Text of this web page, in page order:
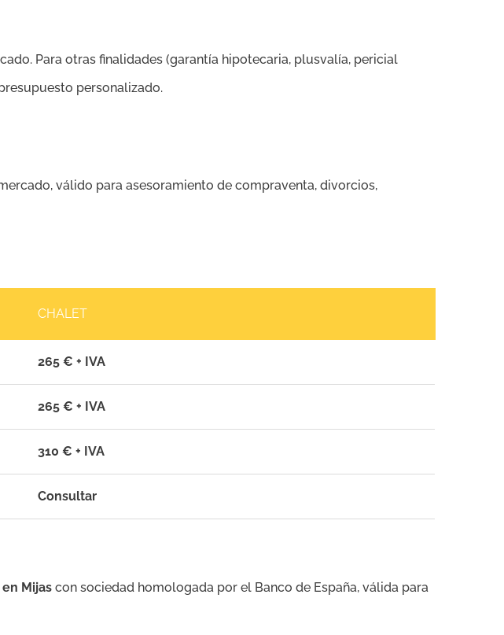
Para otras finalidades (garantía hipotecaria, plusvalía, pericial
personalizado.
válido para asesoramiento de compraventa, divorcios,
CHALET
265 € + IVA
265 € + IVA
310 € + IVA
Consultar
Mijas con sociedad homologada por el Banco de España, válida para